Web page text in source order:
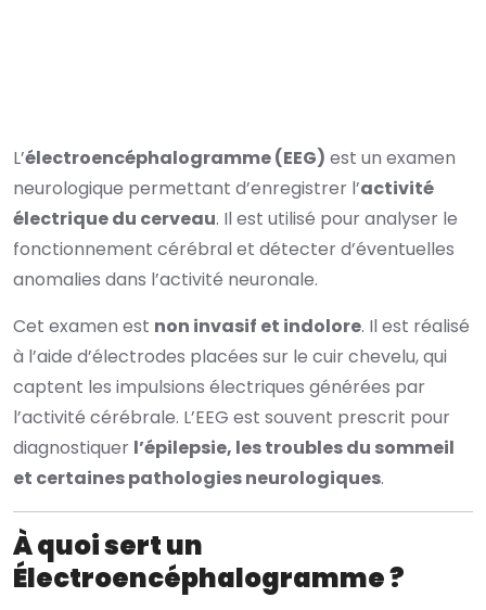
L’électroencéphalogramme (EEG) est un examen
neurologique permettant d’enregistrer l’activité
électrique du cerveau. Il est utilisé pour analyser le
fonctionnement cérébral et détecter d’éventuelles
anomalies dans l’activité neuronale.
Cet examen est non invasif et indolore. Il est réalisé
à l’aide d’électrodes placées sur le cuir chevelu, qui
captent les impulsions électriques générées par
l’activité cérébrale. L’EEG est souvent prescrit pour
diagnostiquer l’épilepsie, les troubles du sommeil
et certaines pathologies neurologiques.
À quoi sert un
Électroencéphalogramme ?